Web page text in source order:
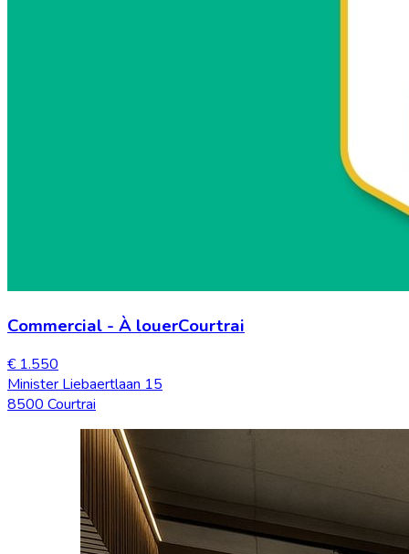
Commercial - À louerCourtrai
€ 1.550
Minister Liebaertlaan 15
8500 Courtrai